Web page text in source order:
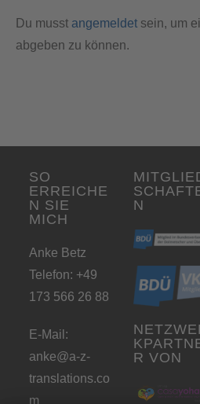
Du musst angemeldet sein, um
abgeben zu können.
SO
ERREICHE
N SIE
MICH
Anke Betz
Telefon: +49
173 566 26 88
E-Mail:
anke@a-z-
translations.co
m
N
R VON